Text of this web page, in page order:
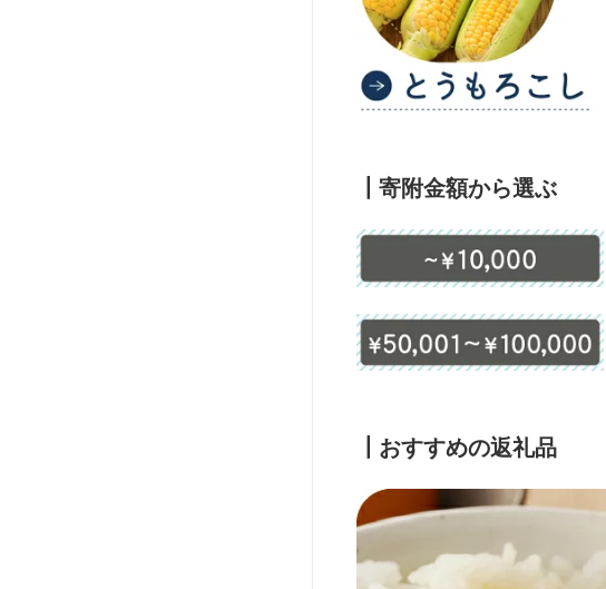
┃寄附金額から選ぶ
┃おすすめの返礼品